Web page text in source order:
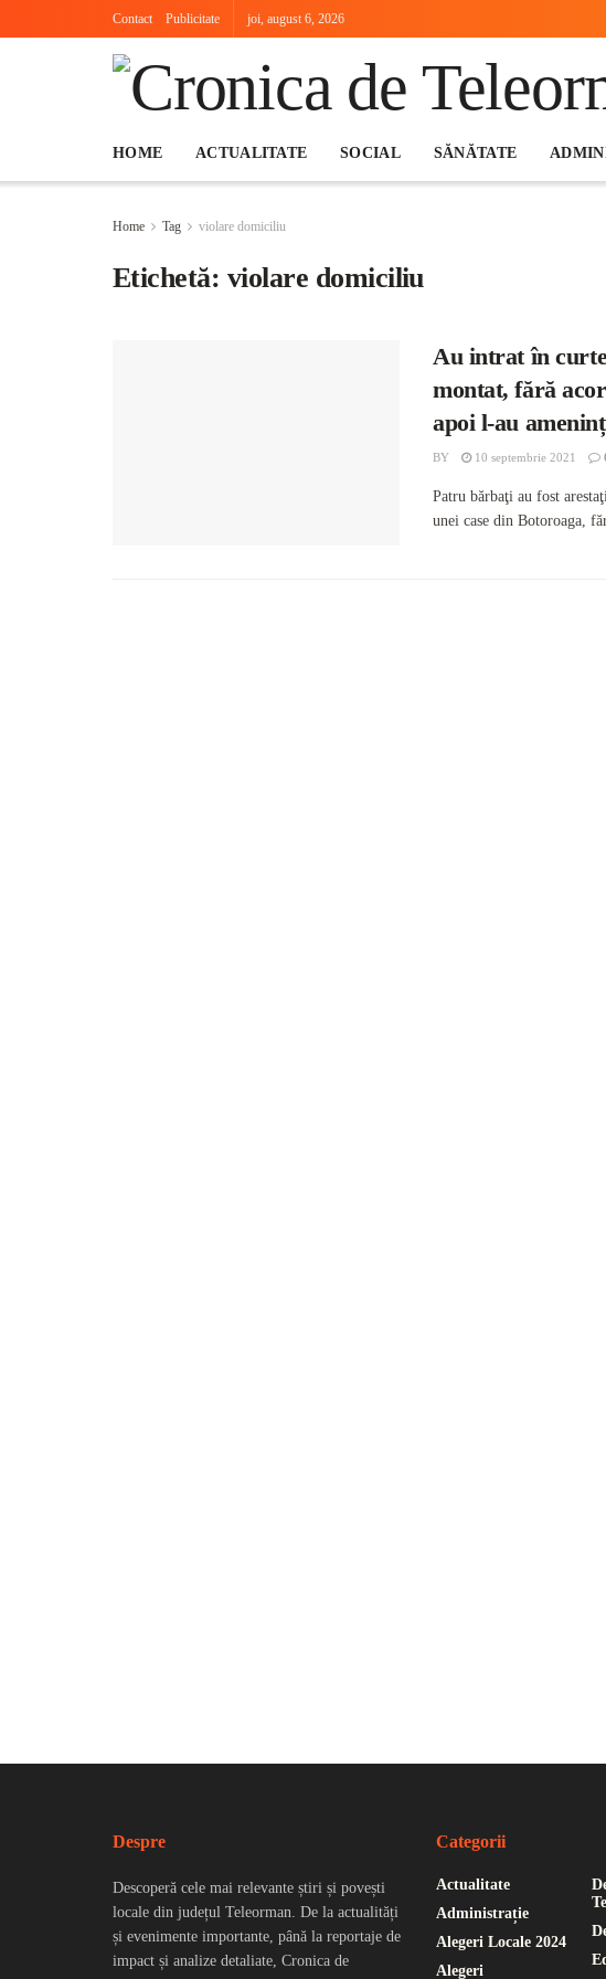
Contact Publicitate joi, august 6, 2026
HOME ACTUALITATE SOCIAL SĂNĂTATE
Home Tag violare domiciliu
Etichetă: violare domiciliu
Au intrat în
montat, fără
apoi l-au
BY 10 septembrie 2021
Patru bărbaţi au fost
unei case din Botoroaga,
Despre
Descoperă cele mai relevante știri și povești
locale din județul Teleorman. De la actualități
și evenimente importante, până la reportaje de
impact și analize detaliate, Cronica de
Categorii
Actualitate
Administrație
Alegeri Locale 2024
Alegeri